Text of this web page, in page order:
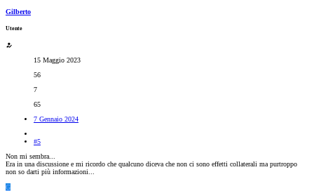
Gilberto
Utente
15 Maggio 2023
56
7
65
7 Gennaio 2024
#5
Non mi sembra...
Era in una discussione e mi ricordo che qualcuno diceva che non ci sono effetti collaterali ma purtroppo
non so darti più informazioni...
G